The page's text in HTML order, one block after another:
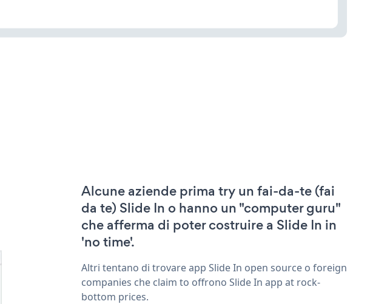
Alcune aziende prima try un fai-da-te (fai
da te) Slide In o hanno un "computer guru"
che afferma di poter costruire a Slide In in
'no time'.
Altri tentano di trovare app Slide In open source o foreign
companies che claim to offrono Slide In app at rock-
bottom prices.